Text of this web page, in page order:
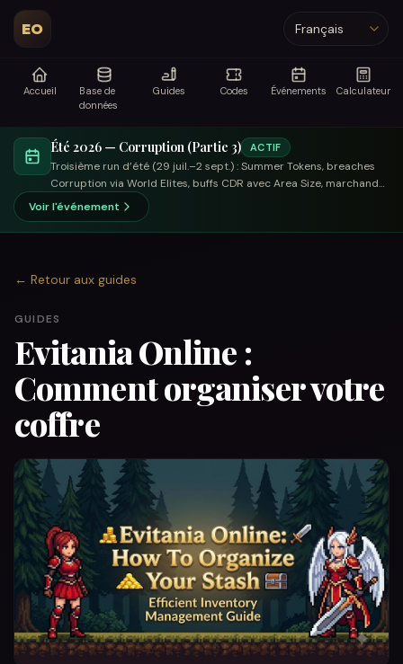
EO Langue
Accueil
Base de
données
Guides Codes Événements Calculateur
Été 2026 — Corruption (Partie 3) ACTIF
Troisième run d’été (29 juil.–2 sept.) : Summer Tokens, breaches
Corruption via World Elites, buffs CDR avec Area Size, marchand
axé échange.
Voir l'événement
← Retour aux guides
GUIDES
Evitania Online :
Comment organiser votre
coffre